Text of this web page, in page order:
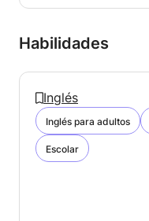
Habilidades
Inglés
Inglés para adultos
Escolar